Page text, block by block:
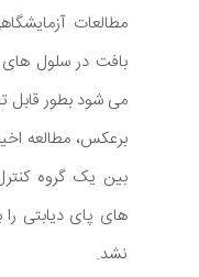
مطالعات
بافت در سلول
می شود بطور قابل
برعکس، مطالعه
بین یک گروه
های پای دیابتی
نشد.